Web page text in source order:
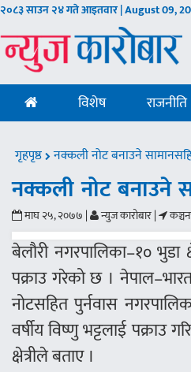
२०८३ साउन २४ गते आइतवार | August 09,
विशेष राजनीति
गृहपृष्ठ नक्कली नोट बनाउने
नक्कली नोट बनाउने
माघ २५, २०७७ | न्युज कारोबार |
बेलौरी नगरपालिका–१०
पक्राउ गरेको छ ।
नोटसहित पुर्नवास
वर्षीय विष्णु भट्टलाई पक्राउ
क्षेत्रीले बताए ।